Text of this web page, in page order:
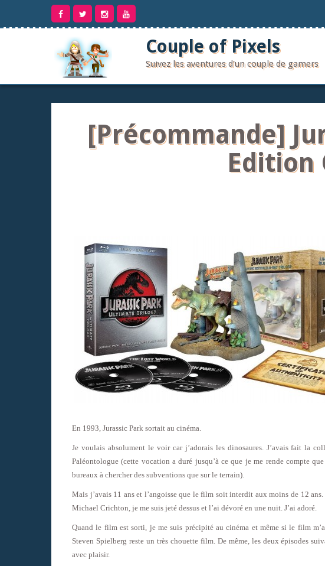
contenu
Couple of Pixels
Suivez les aventures d'un couple de gamers
[Précommande]
Edition
En 1993, Jurassic Park sortait au cinéma.
Je voulais absolument le voir car j’adorais les dinosaures. J’avais fait la
Paléontologue (cette vocation a duré jusqu’à ce que je me rende compte
bureaux à chercher des subventions que sur le terrain).
Mais j’avais 11 ans et l’angoisse que le film soit interdit aux moins de 12
Michael Crichton, je me suis jeté dessus et l’ai dévoré en une nuit. J’ai adoré.
Quand le film est sorti, je me suis précipité au cinéma et même si le film
Steven Spielberg reste un très chouette film. De même, les deux épisodes
avec plaisir.